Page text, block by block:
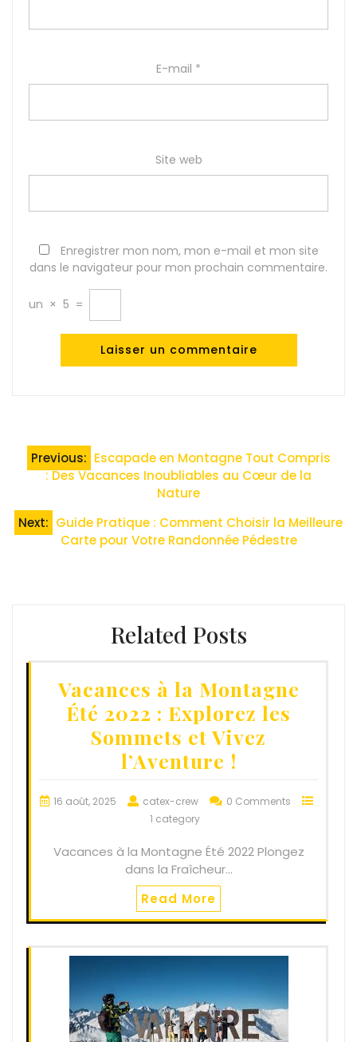
E-mail *
Site web
Enregistrer mon nom, mon e-mail et mon site
dans le navigateur pour mon prochain commentaire.
un × 5 =
Navigation
de
l’article
Previous: Escapade en Montagne Tout Compris
: Des Vacances Inoubliables au Cœur de la
Nature
Next: Guide Pratique : Comment Choisir la Meilleure
Carte pour Votre Randonnée Pédestre
Related Posts
Vacances à la Montagne
Été 2022 : Explorez les
Sommets et Vivez
l’Aventure !
16 août, 2025 catex-crew
0 Comments
1 category
Vacances à la Montagne Été 2022 Plongez
dans la Fraîcheur…
Read More